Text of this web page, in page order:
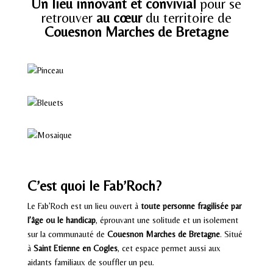
Un lieu innovant et convivial pour se
retrouver au cœurdu territoire de
Couesnon Marches de Bretagne
C’est quoi le Fab’Roch?
Le Fab’Roch est un lieu ouvert à toute personne fragilisée par
l’âge ou le handicap, éprouvant une solitude et un isolement
sur la communauté de Couesnon Marches de Bretagne. Situé
à Saint Etienne en Cogles, cet espace permet aussi aux
aidants familiaux de souffler un peu.